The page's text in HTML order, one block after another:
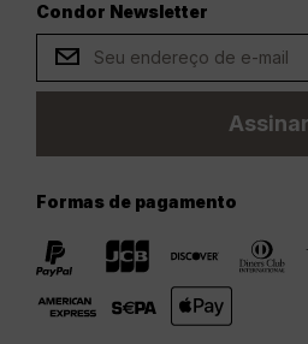
Condor Newsletter
Assinar
Formas de pagamento